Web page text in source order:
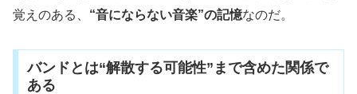
覚えのある、 “音にならない音楽”の記憶なのだ。
バンドとは“解散する可能性”まで含めた関係で
ある